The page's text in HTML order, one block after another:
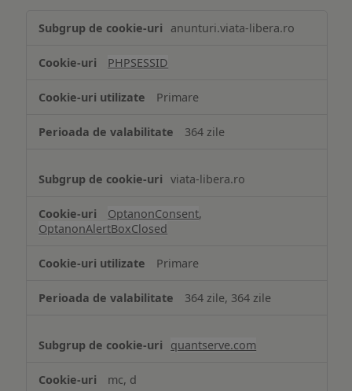
de
Cookie
necesare
anunturi.viata-libera.ro
PHPSESSID
Primare
364 zile
viata-libera.ro
OptanonConsent,
OptanonAlertBoxClosed
Primare
364 zile, 364 zile
quantserve.com
mc, d